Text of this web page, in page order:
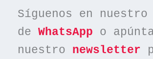
Síguenos en nuestro
de WhatsApp o
nuestro newsletter